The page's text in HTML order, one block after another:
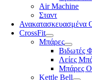
Air Machine
Σταντ
Ανακατασκευασμένα
CrossFit
Μπάρες
Βιδωτές
Λείες
Μπάρες
Kettle Bell